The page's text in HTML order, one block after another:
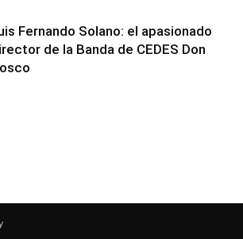
Fernando Solano: el apasionado
de la Banda de CEDES Don